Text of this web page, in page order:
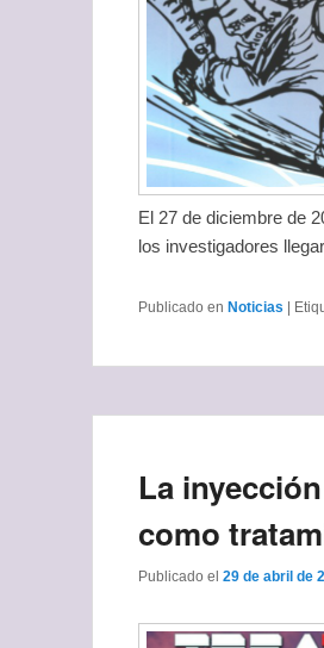
El 27 de diciembre de
los investigadores
Publicado en Noticias
La
como
Publicado el 29 de abril de